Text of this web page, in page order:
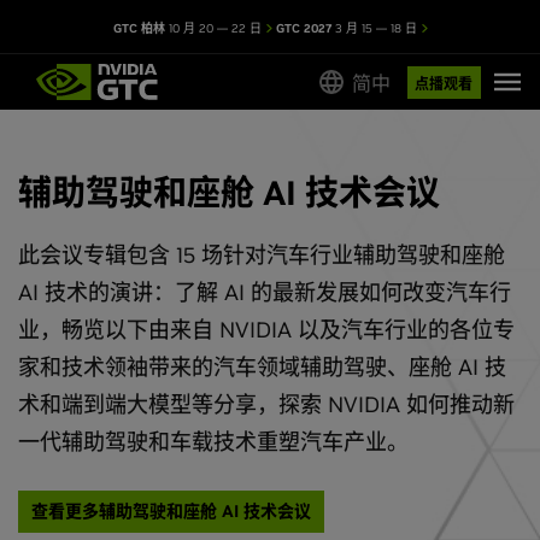
GTC 柏林10 月 20 — 22 日 GTC 20273 月 15 — 18 日
简中 点播观看
辅助驾驶和座舱 AI 技术会议
此会议专辑包含 15 场针对汽车行业辅助驾驶和座舱
AI 技术的演讲：了解 AI 的最新发展如何改变汽车行
业，畅览以下由来自 NVIDIA 以及汽车行业的各位专
家和技术领袖带来的汽车领域辅助驾驶、座舱 AI 技
术和端到端大模型等分享，探索 NVIDIA 如何推动新
一代辅助驾驶和车载技术重塑汽车产业。
查看更多辅助驾驶和座舱 AI 技术会议